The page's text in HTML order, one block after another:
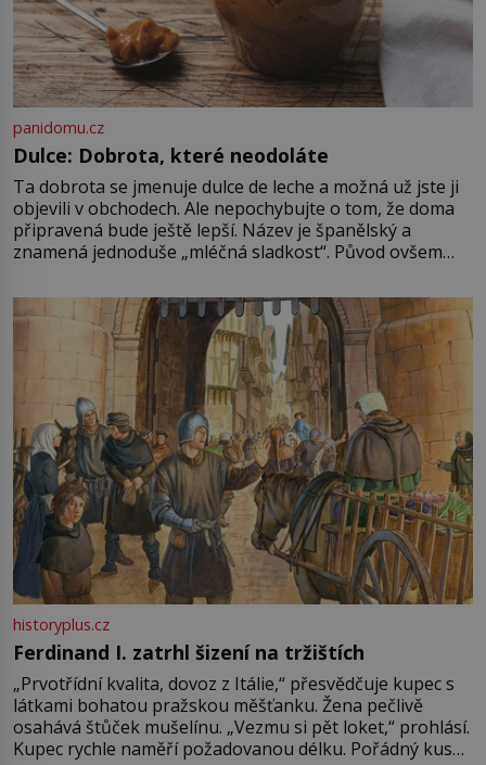
panidomu.cz
Dulce: Dobrota, které neodoláte
Ta dobrota se jmenuje dulce de leche a možná už jste ji
objevili v obchodech. Ale nepochybujte o tom, že doma
připravená bude ještě lepší. Název je španělský a
znamená jednoduše „mléčná sladkost“. Původ ovšem
pře hned několik latinskoamerických zemí a k tomu
Francie, kde se traduje,
historyplus.cz
Ferdinand I. zatrhl šizení na tržištích
„Prvotřídní kvalita, dovoz z Itálie,“ přesvědčuje kupec s
látkami bohatou pražskou měšťanku. Žena pečlivě
osahává štůček mušelínu. „Vezmu si pět loket,“ prohlásí.
Kupec rychle naměří požadovanou délku. Pořádný kus